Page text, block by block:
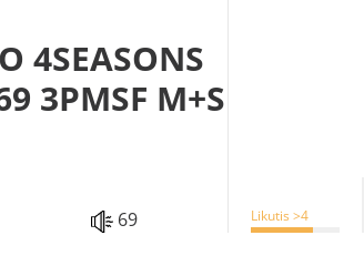
4SEASONS
3PMSF M+S
69 Likutis >4